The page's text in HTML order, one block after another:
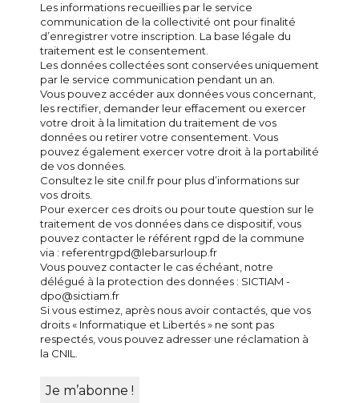
Les informations recueillies par le service
communication de la collectivité ont pour finalité
d’enregistrer votre inscription. La base légale du
traitement est le consentement.
Les données collectées sont conservées uniquement
par le service communication pendant un an.
Vous pouvez accéder aux données vous concernant,
les rectifier, demander leur effacement ou exercer
votre droit à la limitation du traitement de vos
données ou retirer votre consentement. Vous
pouvez également exercer votre droit à la portabilité
de vos données.
Consultez le site cnil.fr pour plus d’informations sur
vos droits.
Pour exercer ces droits ou pour toute question sur le
traitement de vos données dans ce dispositif, vous
pouvez contacter le référent rgpd de la commune
via : referentrgpd@lebarsurloup.fr
Vous pouvez contacter le cas échéant, notre
délégué à la protection des données : SICTIAM -
dpo@sictiam.fr
Si vous estimez, après nous avoir contactés, que vos
droits « Informatique et Libertés » ne sont pas
respectés, vous pouvez adresser une réclamation à
la CNIL.